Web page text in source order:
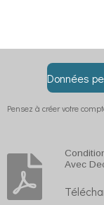
Données
Pensez à créer votre
Avec